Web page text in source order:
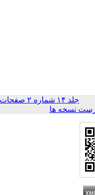
جلد ۱۴ شماره ۲ صفحات
نسخه ها